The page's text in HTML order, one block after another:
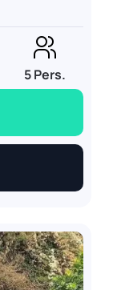
5 Pers.